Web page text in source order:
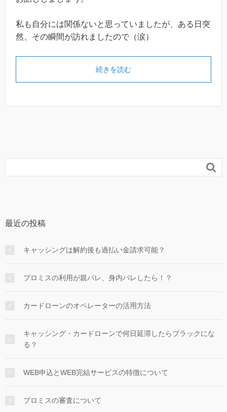
私も自分には関係ないと思っていましたが、ある日突
然、その瞬間が訪れましたので（涙）
続きを読む

最近の投稿
キャッシングは解約後も過払い金請求可能？
プロミスの利用が親バレ、身内バレしたら！？
カードローンのオペレーターの活用方法
キャッシング・カードローンで何日延滞したらブラックにな
る？
WEB申込とWEB完結サービスの特徴について
プロミスの審査について